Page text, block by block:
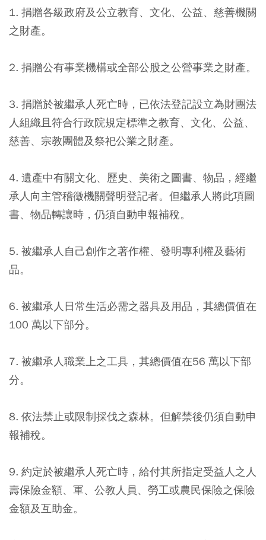
1. 捐贈各級政府及公立教育、文化、公益、慈善機關
之財產。
2. 捐贈公有事業機構或全部公股之公營事業之財產。
3. 捐贈於被繼承人死亡時，已依法登記設立為財團法
人組織且符合行政院規定標準之教育、文化、公益、
慈善、宗教團體及祭祀公業之財產。
4. 遺產中有關文化、歷史、美術之圖書、物品，經繼
承人向主管稽徵機關聲明登記者。但繼承人將此項圖
書、物品轉讓時，仍須自動申報補稅。
5. 被繼承人自己創作之著作權、發明專利權及藝術
品。
6. 被繼承人日常生活必需之器具及用品，其總價值在
100 萬以下部分。
7. 被繼承人職業上之工具，其總價值在56 萬以下部
分。
8. 依法禁止或限制採伐之森林。但解禁後仍須自動申
報補稅。
9. 約定於被繼承人死亡時，給付其所指定受益人之人
壽保險金額、軍、公教人員、勞工或農民保險之保險
金額及互助金。